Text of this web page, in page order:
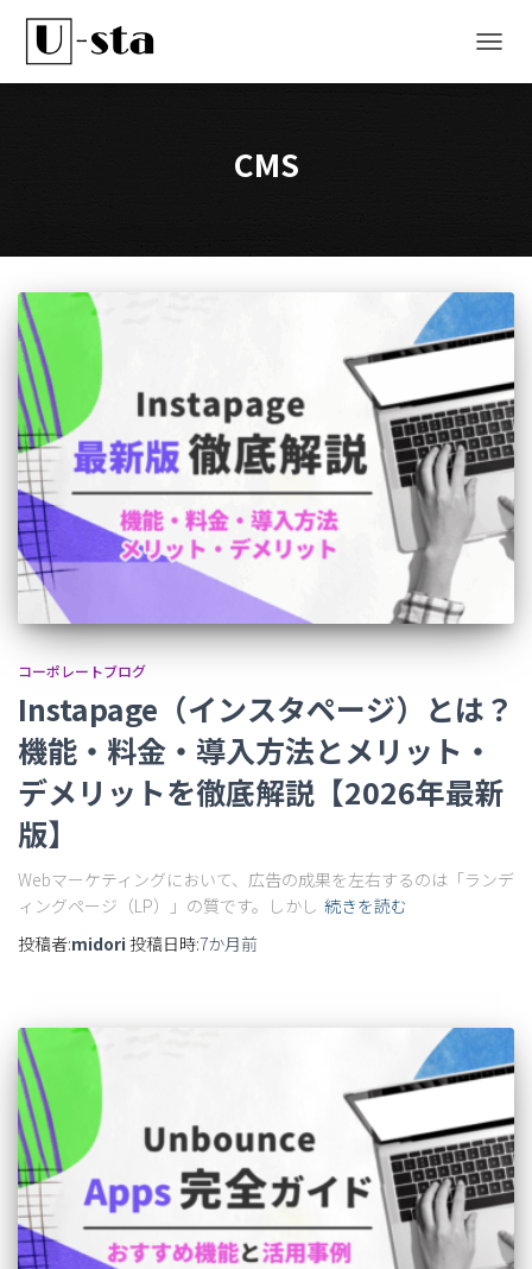
ビ
り
CMS
コーポレートブログ
Instapage（インスタページ）とは？
機能・料金・導入方法とメリット・
デメリットを徹底解説【2026年最新
版】
Webマーケティングにおいて、広告の成果を左右するのは「ランデ
ィングページ（LP）」の質です。しかし 続きを読む
投稿者:midori 投稿日時:7か月前